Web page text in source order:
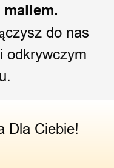
mailem.
do nas
odkrywczym
Dla Ciebie!